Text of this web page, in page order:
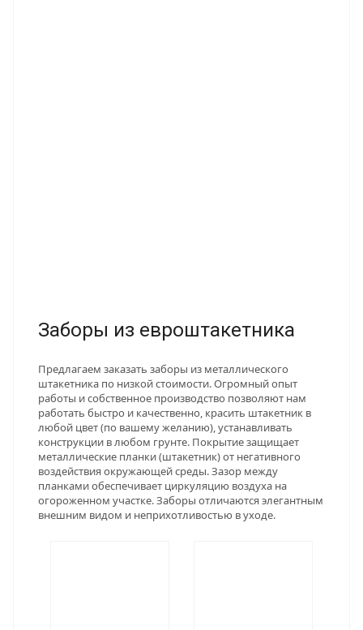
Заборы из евроштакетника
Предлагаем заказать заборы из металлического
штакетника по низкой стоимости. Огромный опыт
работы и собственное производство позволяют нам
работать быстро и качественно, красить штакетник в
любой цвет (по вашему желанию), устанавливать
конструкции в любом грунте. Покрытие защищает
металлические планки (штакетник) от негативного
воздействия окружающей среды. Зазор между
планками обеспечивает циркуляцию воздуха на
огороженном участке. Заборы отличаются элегантным
внешним видом и неприхотливостью в уходе.